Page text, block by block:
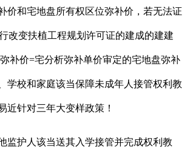
价和宅地盘所有权区位弥补价，若无法证
改变扶植工程规划许可证的建成的建建
补价=宅分析弥补单价审定的宅地盘弥补
学校和家庭该当保障未成年人接管权利教
近针对三年大变样政策！
护人该当送其入学接管并完成权利教